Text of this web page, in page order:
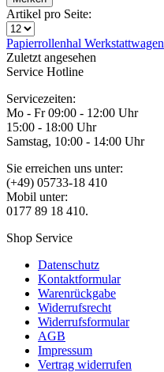
Artikel pro Seite:
Papierrollenhal Werkstattwagen
Zuletzt angesehen
Service Hotline
Servicezeiten:
Mo - Fr 09:00 - 12:00 Uhr
15:00 - 18:00 Uhr
Samstag, 10:00 - 14:00 Uhr
Sie erreichen uns unter:
(+49) 05733-18 410
Mobil unter:
0177 89 18 410.
Shop Service
Datenschutz
Kontaktformular
Warenrückgabe
Widerrufsrecht
Widerrufsformular
AGB
Impressum
Vertrag widerrufen